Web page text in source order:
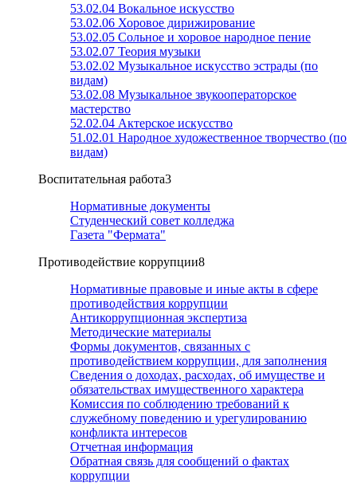
53.02.04 Вокальное искусство
53.02.06 Хоровое дирижирование
53.02.05 Сольное и хоровое народное пение
53.02.07 Теория музыки
53.02.02 Музыкальное искусство эстрады (по
видам)
53.02.08 Музыкальное звукооператорское
мастерство
52.02.04 Актерское искусство
51.02.01 Народное художественное творчество (по
видам)
Воспитательная работа3
Нормативные документы
Студенческий совет колледжа
Газета "Фермата"
Противодействие коррупции8
Нормативные правовые и иные акты в сфере
противодействия коррупции
Антикоррупционная экспертиза
Методические материалы
Формы документов, связанных с
противодействием коррупции, для заполнения
Сведения о доходах, расходах, об имуществе и
обязательствах имущественного характера
Комиссия по соблюдению требований к
служебному поведению и урегулированию
конфликта интересов
Отчетная информация
Обратная связь для сообщений о фактах
коррупции